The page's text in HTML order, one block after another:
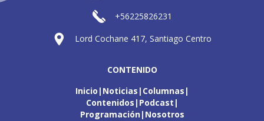
+56225826231
Lord Cochane 417, Santiago Centro
CONTENIDO
Inicio Noticias Columnas
Contenidos Podcast
Programación Nosotros